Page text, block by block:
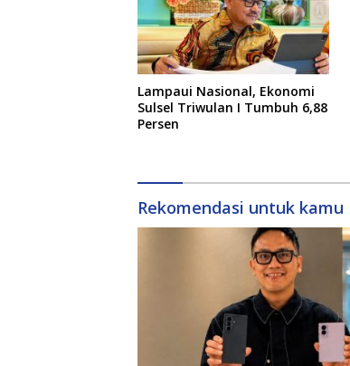
Lampaui Nasional, Ekonomi
Sulsel Triwulan I Tumbuh 6,88
Persen
Rekomendasi untuk kamu